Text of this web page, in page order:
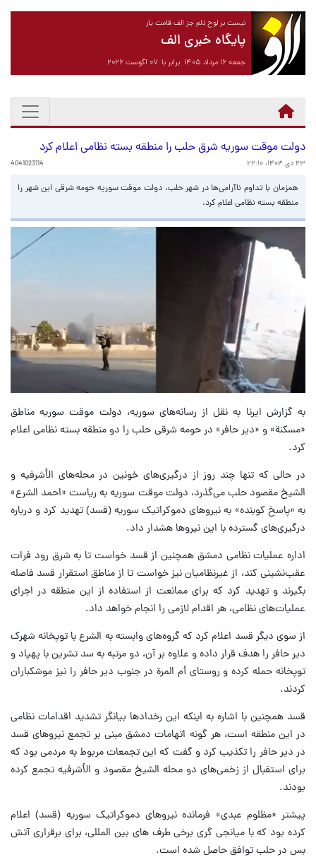
نیست بر لوح دلم جز الف قامت یار
پایگاه خبری الف
جمعه ۱۶ مرداد ۱۴۰۵ برابر با ۰۷ آگوست ۲۰۲۶
دولت موقت سوریه شرق حلب را منطقه بسته نظامی اعلام کرد
۲۳ دی ۱۴۰۴، ۲۲:۱۰ 4041023114
همزمان با تداوم ناآرامی‌ها در شهر حلب، دولت موقت سوریه حومه شرقی این شهر را
منطقه بسته نظامی اعلام کرد.
به گزارش ایرنا به نقل از رسانه‌های سوریه، دولت موقت سوریه مناطق
«مسکنة» و «دیر حافر» در حومه شرقی حلب را دو منطقه بسته نظامی اعلام
کرد.
در حالی که تنها چند روز از درگیری‌های خونین در محله‌های الأشرفیه و
الشیخ مقصود حلب می‌گذرد، دولت موقت سوریه به ریاست «احمد الشرع»
به «پاسخ کوبنده» به نیروهای دموکراتیک سوریه (قسد) تهدید کرد و درباره
درگیری‌های گسترده با این نیروها هشدار داد.
اداره عملیات نظامی دمشق همچنین از قسد خواست تا به شرق رود فرات
عقب‌نشینی کند، از غیرنظامیان نیز خواست تا از مناطق استقرار قسد فاصله
بگیرند و تهدید کرد که برای ممانعت از استفاده از این منطقه در اجرای
عملیات‌های نظامی، هر اقدام لازمی را انجام خواهد داد.
از سوی دیگر قسد اعلام کرد که گروه‌های وابسته به الشرع با توپخانه شهرک
دیر حافر را هدف قرار داده و علاوه بر آن، دو مرتبه به سد تشرین با پهپاد و
توپخانه حمله کرده و روستای أم المرة در جنوب دیر حافر را نیز موشکباران
کردند.
قسد همچنین با اشاره به اینکه این رخدادها بیانگر تشدید اقدامات نظامی
در این منطقه است، هر گونه اتهامات دمشق مبنی بر تجمع نیروهای قسد
در دیر حافر را تکذیب کرد و گفت که این تجمعات مربوط به مردمی بود که
برای استقبال از زخمی‌های دو محله الشیخ مقصود و الأشرفیه تجمع کرده
بودند.
پیشتر «مظلوم عبدی» فرمانده نیروهای دموکراتیک سوریه (قسد) اعلام
کرده بود که با میانجی گری برخی طرف های بین المللی، برای برقراری آتش
بس در حلب توافق حاصل شده است.